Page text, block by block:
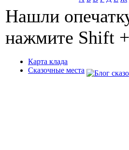
Нашли
нажмите Shift
Карта клада
Сказочные места